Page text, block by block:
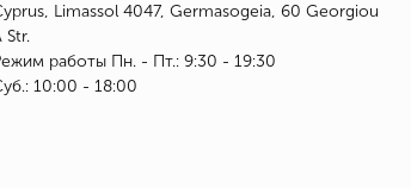
Limassol 4047, Germasogeia, 60 Georgiou
Str.
работы Пн. - Пт.: 9:30 - 19:30
10:00 - 18:00